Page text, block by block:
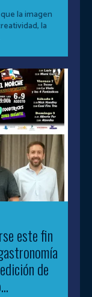
la imagen
la
este fin
de